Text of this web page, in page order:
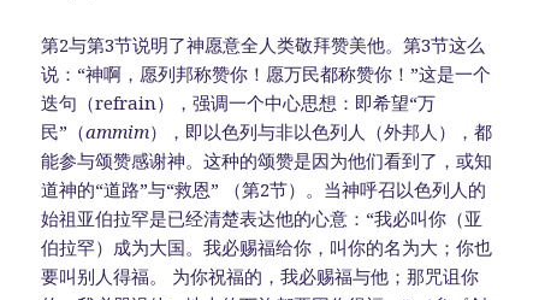
第2与第3节说明了神愿意全人类敬拜赞美他。第3节这么
说：“神啊，愿列邦称赞你！愿万民都称赞你！”这是一个
迭句（refrain），强调一个中心思想：即希望“万
民”（ammim），即以色列与非以色列人（外邦人），都
能参与颂赞感谢神。这种的颂赞是因为他们看到了，或知
道神的“道路”与“救恩” （第2节）。当神呼召以色列人的
始祖亚伯拉罕是已经清楚表达他的心意：“我必叫你（亚
伯拉罕）成为大国。我必赐福给你，叫你的名为大；你也
要叫别人得福。 为你祝福的，我必赐福与他；那咒诅你